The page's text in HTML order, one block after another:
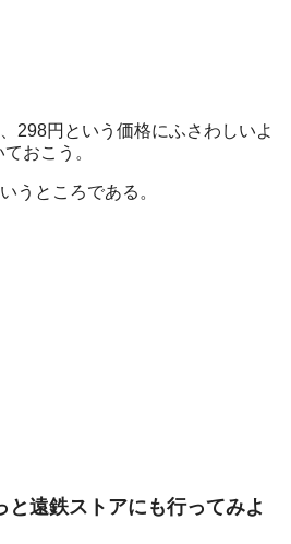
298円という価格にふさわしいよ
おこう。
うところである。
と遠鉄ストアにも行ってみよ